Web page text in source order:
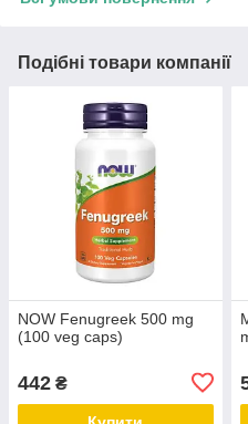
Подібні товари компанії
NOW Fenugreek 500 mg
(100 veg caps)
442 ₴